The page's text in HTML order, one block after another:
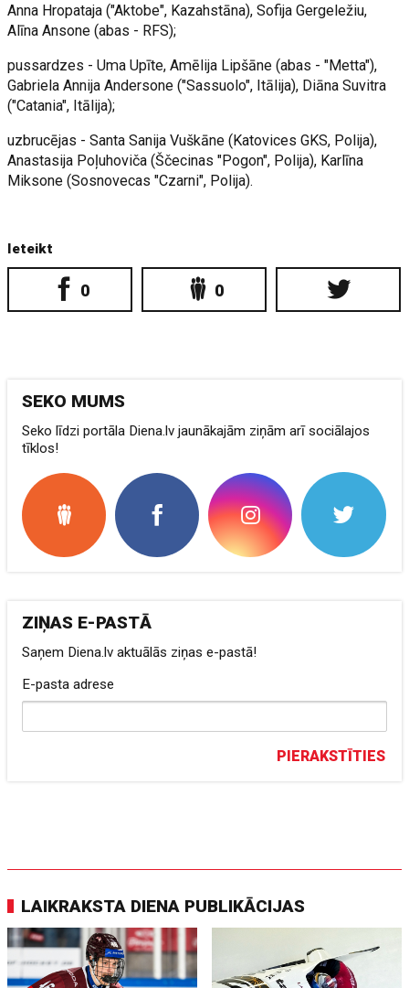
Anna Hropataja ("Aktobe", Kazahstāna), Sofija Gergeležiu,
Alīna Ansone (abas - RFS);
pussardzes - Uma Upīte, Amēlija Lipšāne (abas - "Metta"),
Gabriela Annija Andersone ("Sassuolo", Itālija), Diāna Suvitra
("Catania", Itālija);
uzbrucējas - Santa Sanija Vuškāne (Katovices GKS, Polija),
Anastasija Poļuhoviča (Ščecinas "Pogon", Polija), Karlīna
Miksone (Sosnovecas "Czarni", Polija).
Ieteikt
0 0
SEKO MUMS
Seko līdzi portāla Diena.lv jaunākajām ziņām arī sociālajos
tīklos!
ZIŅAS E-PASTĀ
Saņem Diena.lv aktuālās ziņas e-pastā!
E-pasta adrese
PIERAKSTĪTIES
LAIKRAKSTA DIENA PUBLIKĀCIJAS